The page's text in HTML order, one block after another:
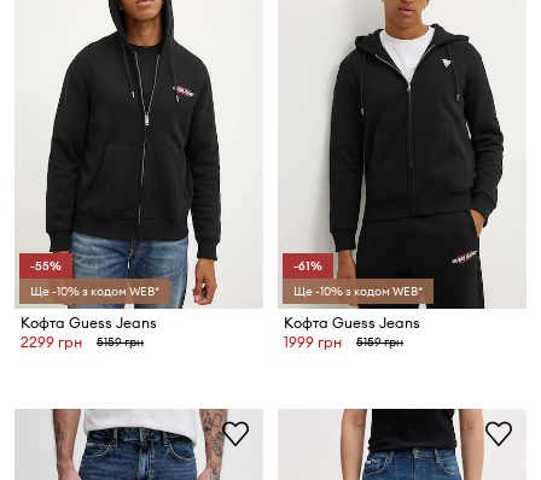
-55%
Ще -10% з кодом WEB*
Кофта Guess Jeans
2299 грн
5159 грн
-61%
Ще -10% з кодом WEB*
Кофта Guess Jeans
1999 грн
5159 грн